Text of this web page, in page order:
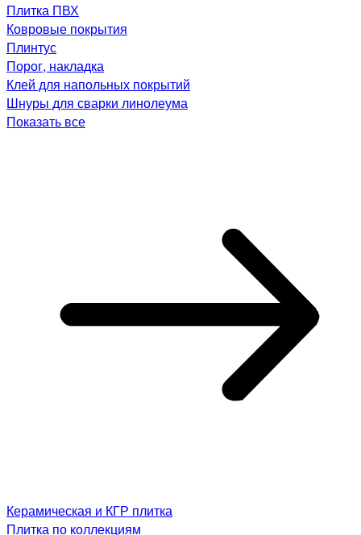
Плитка ПВХ
Ковровые покрытия
Плинтус
Порог, накладка
Клей для напольных покрытий
Шнуры для сварки линолеума
Показать все
Керамическая и КГР плитка
Плитка по коллекциям